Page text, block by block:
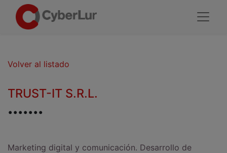
Volver al listado
TRUST-IT S.R.L.
.......
Marketing digital y comunicación. Desarrollo de